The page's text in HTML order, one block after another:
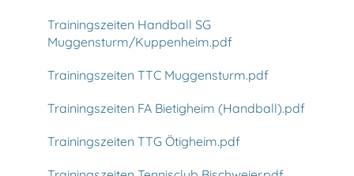
Trainingszeiten Handball SG
Muggensturm/Kuppenheim.pdf
Trainingszeiten TTC Muggensturm.pdf
Trainingszeiten FA Bietigheim (Handball).pdf
Trainingszeiten TTG Ötigheim.pdf